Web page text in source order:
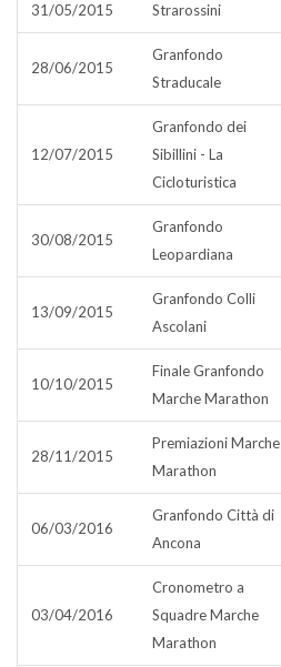
31/05/2015 Strarossini
28/06/2015
Granfondo
Straducale
12/07/2015
Granfondo dei
Sibillini - La
Cicloturistica
30/08/2015
Granfondo
Leopardiana
13/09/2015
Granfondo Colli
Ascolani
10/10/2015
Finale Granfondo
Marche Marathon
28/11/2015
Premiazioni Marche
Marathon
06/03/2016
Granfondo Città di
Ancona
03/04/2016
Cronometro a
Squadre Marche
Marathon